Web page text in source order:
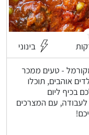
בינוני
- טעים ממכר
אוהבים, תוכלו
בכיף ליום
עם המצרכים